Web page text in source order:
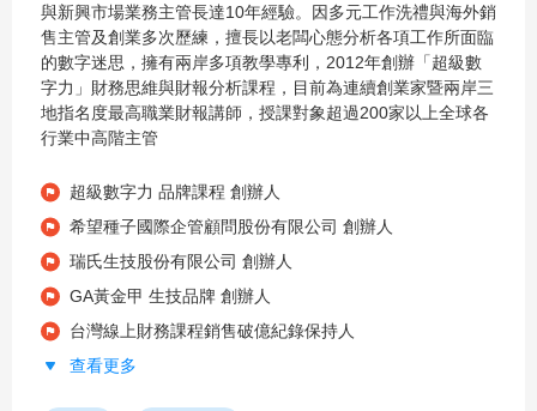
與新興市場業務主管長達10年經驗。因多元工作洗禮與海外銷
售主管及創業多次歷練，擅長以老闆心態分析各項工作所面臨
的數字迷思，擁有兩岸多項教學專利，2012年創辦「超級數
字力」財務思維與財報分析課程，目前為連續創業家暨兩岸三
地指名度最高職業財報講師，授課對象超過200家以上全球各
行業中高階主管
超級數字力 品牌課程 創辦人
希望種子國際企管顧問股份有限公司 創辦人
瑞氏生技股份有限公司 創辦人
GA黃金甲 生技品牌 創辦人
台灣線上財務課程銷售破億紀錄保持人
查看更多